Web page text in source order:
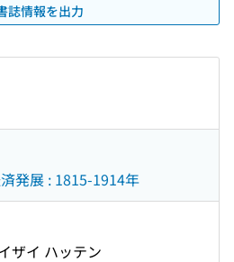
誌情報を出力
発展 : 1815-1914年
ザイ ハッテン